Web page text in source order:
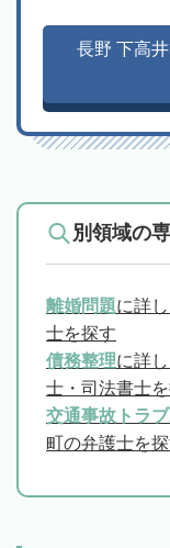
長野 下高
別領域の
離婚問題に詳
士を探す
債務整理に詳
士・司法書士
交通事故トラ
町の弁護士を